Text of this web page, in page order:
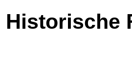
Historische